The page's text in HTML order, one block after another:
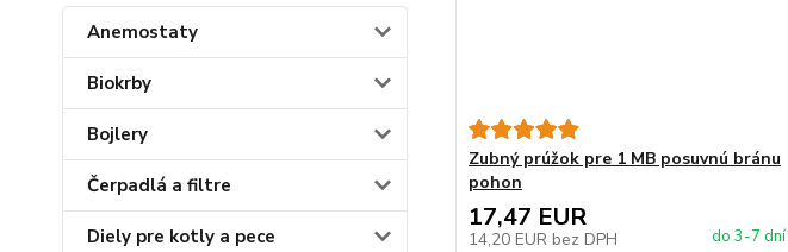
Anemostaty
Biokrby
Bojlery
Čerpadlá a filtre
Diely pre kotly a pece
Zubný prúžok pre 1 MB posuvnú bránu
pohon
17,47 EUR
14,20 EUR bez DPH do 3-7 dní